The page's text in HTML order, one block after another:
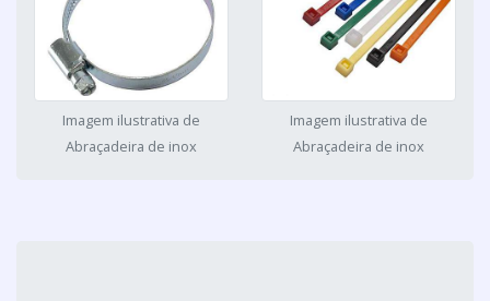
Imagem ilustrativa de
Abraçadeira de inox
Imagem ilustrativa de
Abraçadeira de inox